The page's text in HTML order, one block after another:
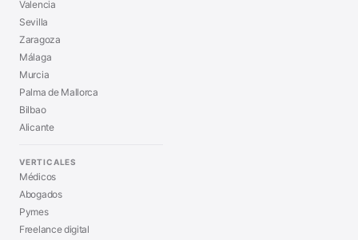
Valencia
Sevilla
Zaragoza
Málaga
Murcia
Palma de Mallorca
Bilbao
Alicante
VERTICALES
Médicos
Abogados
Pymes
Freelance digital